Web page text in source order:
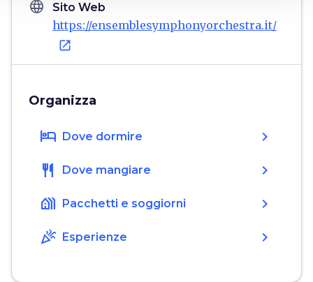
language Sito Web
https://ensemblesymphonyorchestra.it/
open_in_new
Organizza
hotel Dove dormire chevron_right
restaurant Dove mangiare chevron_right
holiday_village Pacchetti e soggiorni chevron_right
celebration Esperienze chevron_right